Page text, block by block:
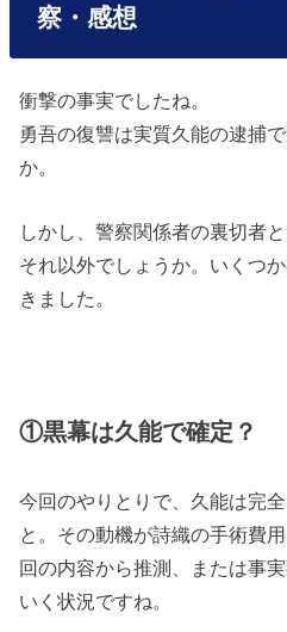
察・感想
衝撃の事実でしたね。
勇吾の復讐は実質久能の逮捕
か。
しかし、警察関係者の裏切
それ以外でしょうか。いくつ
きました。
①黒幕は久能で確定？
今回のやりとりで、久能は完
と。その動機が詩織の手術費
回の内容から推測、または事
いく状況ですね。